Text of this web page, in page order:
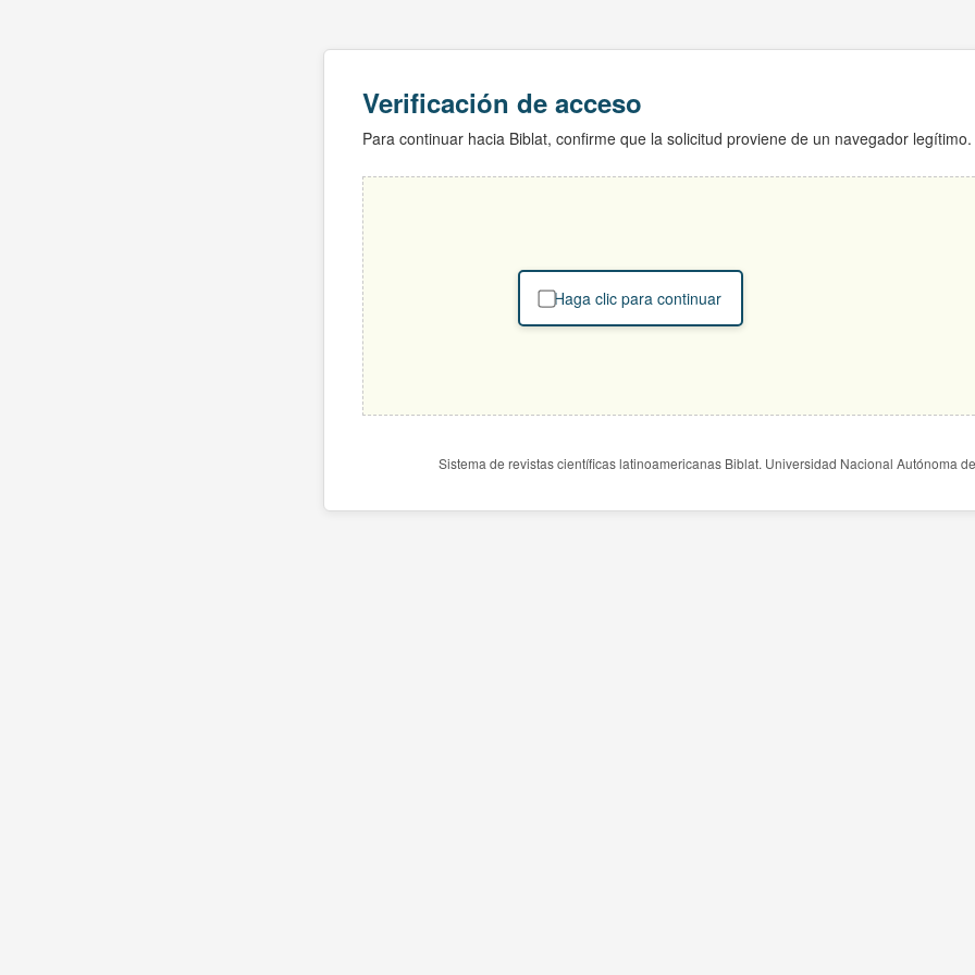
Verificación de acceso
Para continuar hacia Biblat, confirme que la solicitud proviene de un navegador legítimo.
Haga clic para continuar
Sistema de revistas científicas latinoamericanas Biblat. Universidad Nacional Autónoma